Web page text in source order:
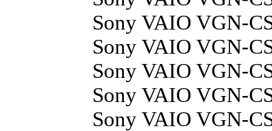
Sony VAIO VGN-
Sony VAIO VGN-
Sony VAIO VGN-
Sony VAIO VGN-
Sony VAIO VGN-